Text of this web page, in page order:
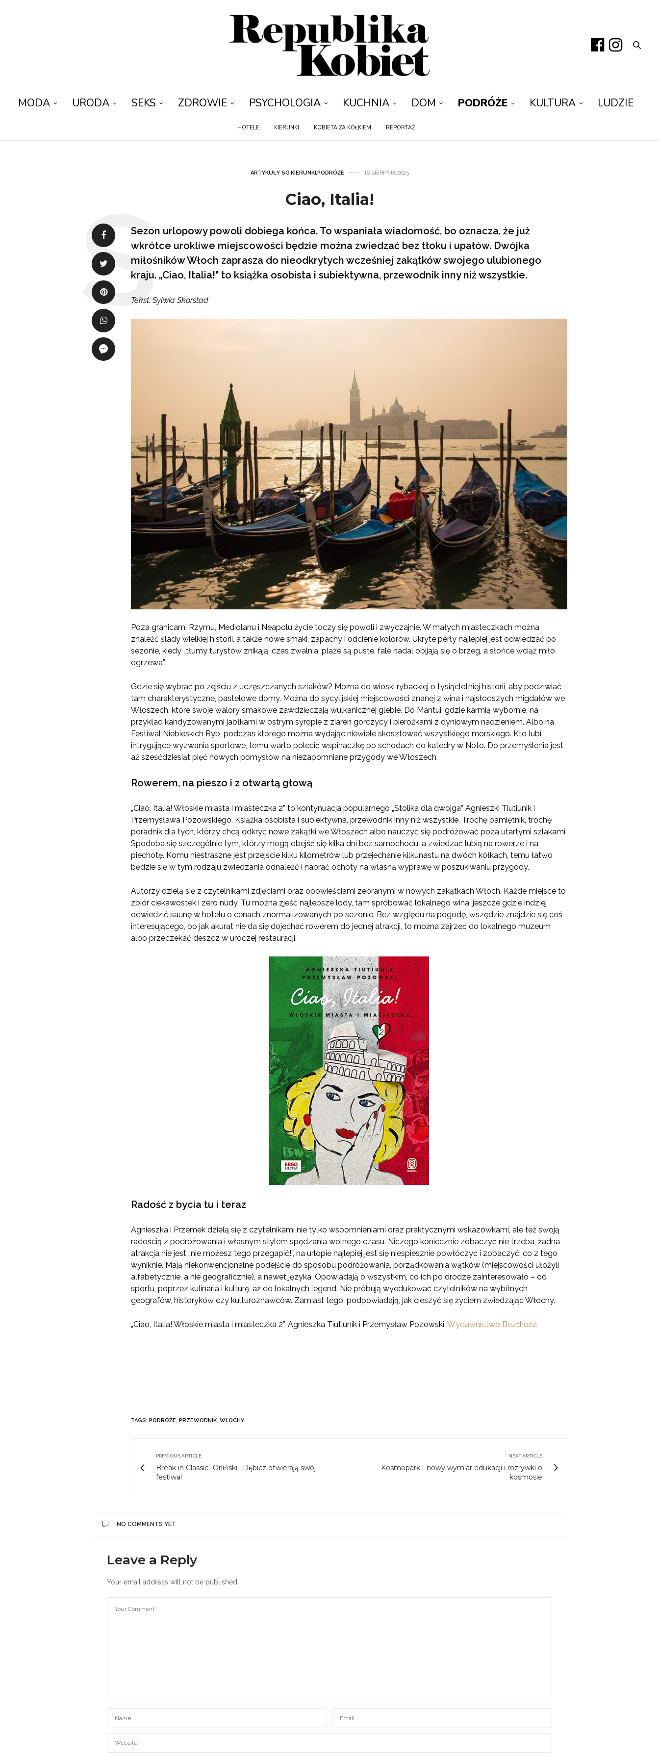
MODA URODA SEKS ZDROWIE PSYCHOLOGIA KUCHNIA DOM PODRÓŻE KULTURA LUDZIE
HOTELE KIERUNKI KOBIETA ZA KÓŁKIEM REPORTAŻ
ARTYKUŁY SG,KIERUNKI,PODRÓŻE 16 SIERPNIA 2025
Ciao, Italia!
Sezon urlopowy powoli dobiega końca. To wspaniała wiadomość, bo oznacza, że już
wkrótce urokliwe miejscowości będzie można zwiedzać bez tłoku i upałów. Dwójka
miłośników Włoch zaprasza do nieodkrytych wcześniej zakątków swojego ulubionego
kraju. „Ciao, Italia!” to książka osobista i subiektywna, przewodnik inny niż wszystkie.
Tekst: Sylwia Skorstad
Poza granicami Rzymu, Mediolanu i Neapolu życie toczy się powoli i zwyczajnie. W małych miasteczkach można
znaleźć ślady wielkiej historii, a także nowe smaki, zapachy i odcienie kolorów. Ukryte perły najlepiej jest odwiedzać po
sezonie, kiedy „tłumy turystów znikają, czas zwalnia, plaże są puste, fale nadal obijają się o brzeg, a słońce wciąż miło
ogrzewa”.
Gdzie się wybrać po zejściu z uczęszczanych szlaków? Można do wioski rybackiej o tysiącletniej historii, aby podziwiać
tam charakterystyczne, pastelowe domy. Można do sycylijskiej miejscowości znanej z wina i najsłodszych migdałów we
Włoszech, które swoje walory smakowe zawdzięczają wulkanicznej glebie. Do Mantui, gdzie karmią wybornie, na
przykład kandyzowanymi jabłkami w ostrym syropie z ziaren gorczycy i pierożkami z dyniowym nadzieniem. Albo na
Festiwal Niebieskich Ryb, podczas którego można wydając niewiele skosztować wszystkiego morskiego. Kto lubi
intrygujące wyzwania sportowe, temu warto polecić wspinaczkę po schodach do katedry w Noto. Do przemyślenia jest
aż sześćdziesiąt pięć nowych pomysłów na niezapomniane przygody we Włoszech.
Rowerem, na pieszo i z otwartą głową
„Ciao, Italia! Włoskie miasta i miasteczka 2” to kontynuacja popularnego „Stolika dla dwojga” Agnieszki Tiutiunik i
Przemysława Pozowskiego. Książka osobista i subiektywna, przewodnik inny niż wszystkie. Trochę pamiętnik, trochę
poradnik dla tych, którzy chcą odkryć nowe zakątki we Włoszech albo nauczyć się podróżować poza utartymi szlakami.
Spodoba się szczególnie tym, którzy mogą obejść się kilka dni bez samochodu, a zwiedzać lubią na rowerze i na
piechotę. Komu niestraszne jest przejście kilku kilometrów lub przejechanie kilkunastu na dwóch kółkach, temu łatwo
będzie się w tym rodzaju zwiedzania odnaleźć i nabrać ochoty na własną wyprawę w poszukiwaniu przygody.
Autorzy dzielą się z czytelnikami zdjęciami oraz opowieściami zebranymi w nowych zakątkach Włoch. Każde miejsce to
zbiór ciekawostek i zero nudy. Tu można zjeść najlepsze lody, tam spróbować lokalnego wina, jeszcze gdzie indziej
odwiedzić saunę w hotelu o cenach znormalizowanych po sezonie. Bez względu na pogodę, wszędzie znajdzie się coś
interesującego, bo jak akurat nie da się dojechać rowerem do jednej atrakcji, to można zajrzeć do lokalnego muzeum
albo przeczekać deszcz w uroczej restauracji.
Radość z bycia tu i teraz
Agnieszka i Przemek dzielą się z czytelnikami nie tylko wspomnieniami oraz praktycznymi wskazówkami, ale też swoją
radością z podróżowania i własnym stylem spędzania wolnego czasu. Niczego koniecznie zobaczyć nie trzeba, żadna
atrakcja nie jest „nie możesz tego przegapić!”, na urlopie najlepiej jest się niespiesznie powłóczyć i zobaczyć, co z tego
wyniknie. Mają niekonwencjonalne podejście do sposobu podróżowania, porządkowania wątków (miejscowości ułożyli
alfabetycznie, a nie geograficznie), a nawet języka. Opowiadają o wszystkim, co ich po drodze zainteresowało – od
sportu, poprzez kulinaria i kulturę, aż do lokalnych legend. Nie próbują wyedukować czytelników na wybitnych
geografów, historyków czy kulturoznawców. Zamiast tego, podpowiadają, jak cieszyć się życiem zwiedzając Włochy.
„Ciao, Italia! Włoskie miasta i miasteczka 2”, Agnieszka Tiutiunik i Przemysław Pozowski, Wydawnictwo Bezdroża
TAGS: PODRÓŻE, PRZEWODNIK, WLOCHY
PREVIOUS ARTICLE
Break in Classic- Orliński i Dębicz otwierają swój
festiwal
NEXT ARTICLE
Kosmopark - nowy wymiar edukacji i rozrywki o
kosmosie
NO COMMENTS YET
Leave a Reply
Your email address will not be published.